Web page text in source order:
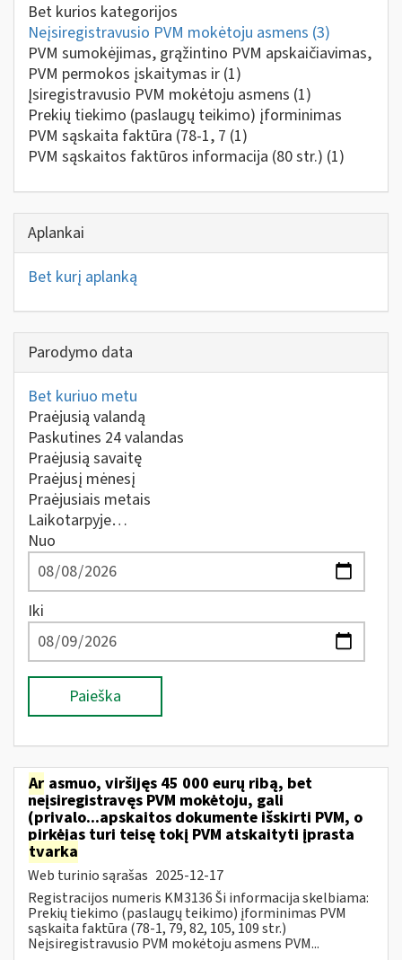
Bet kurios kategorijos
Neįsiregistravusio PVM mokėtoju asmens (3)
PVM sumokėjimas, grąžintino PVM apskaičiavimas,
PVM permokos įskaitymas ir (1)
Įsiregistravusio PVM mokėtoju asmens (1)
Prekių tiekimo (paslaugų teikimo) įforminimas
PVM sąskaita faktūra (78-1, 7 (1)
PVM sąskaitos faktūros informacija (80 str.) (1)
Aplankai
Bet kurį aplanką
Parodymo data
Bet kuriuo metu
Praėjusią valandą
Paskutines 24 valandas
Praėjusią savaitę
Praėjusį mėnesį
Praėjusiais metais
Laikotarpyje…
Nuo
Iki
Paieška
Ar asmuo, viršijęs 45 000 eurų ribą, bet
neįsiregistravęs PVM mokėtoju, gali
(privalo...apskaitos dokumente išskirti PVM, o
pirkėjas turi teisę tokį PVM atskaityti įprasta
tvarka
Web turinio sąrašas 2025-12-17
Registracijos numeris KM3136 Ši informacija skelbiama:
Prekių tiekimo (paslaugų teikimo) įforminimas PVM
sąskaita faktūra (78-1, 79, 82, 105, 109 str.)
Neįsiregistravusio PVM mokėtoju asmens PVM...